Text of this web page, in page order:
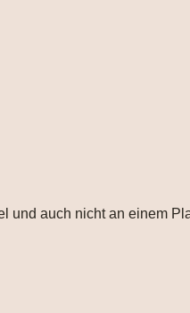
auch nicht an einem